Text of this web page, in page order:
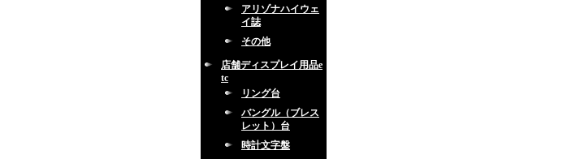
アリゾナハイウェ
イ誌
その他
店舗ディスプレイ用品e
tc
リング台
バングル（ブレス
レット）台
時計文字盤